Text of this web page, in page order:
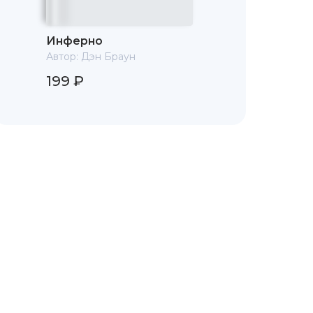
Инферно
Автор: Дэн Браун
199 ₽